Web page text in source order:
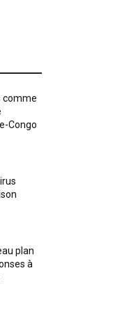
comme
Congo
plan
à